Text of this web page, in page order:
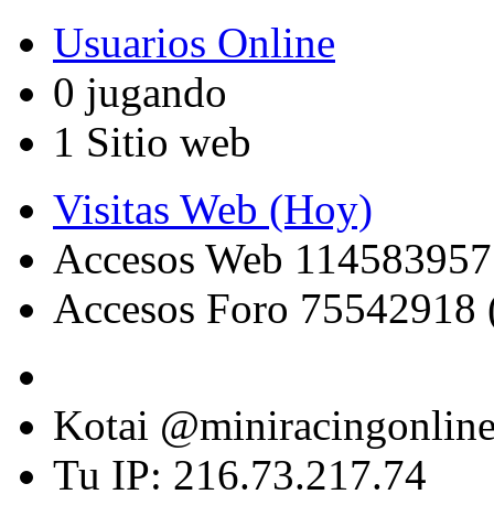
Usuarios Online
0 jugando
1 Sitio web
Visitas Web (Hoy)
Accesos Web
Accesos Foro 75542918
Kotai
Tu IP: 216.73.217.74